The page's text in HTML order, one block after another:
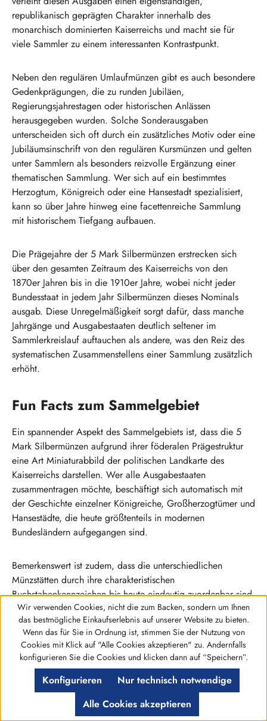
republikanisch geprägten Charakter innerhalb des
monarchisch dominierten Kaiserreichs und macht sie für
viele Sammler zu einem interessanten Kontrastpunkt.
Neben den regulären Umlaufmünzen gibt es auch besondere
Gedenkprägungen, die zu runden Jubiläen,
Regierungsjahrestagen oder historischen Anlässen
herausgegeben wurden. Solche Sonderausgaben
unterscheiden sich oft durch ein zusätzliches Motiv oder eine
Jubiläumsinschrift von den regulären Kursmünzen und gelten
unter Sammlern als besonders reizvolle Ergänzung einer
thematischen Sammlung. Wer sich auf ein bestimmtes
Herzogtum, Königreich oder eine Hansestadt spezialisiert,
kann so über Jahre hinweg eine facettenreiche Sammlung
mit historischem Tiefgang aufbauen.
Die Prägejahre der 5 Mark Silbermünzen erstrecken sich
über den gesamten Zeitraum des Kaiserreichs von den
1870er Jahren bis in die 1910er Jahre, wobei nicht jeder
Bundesstaat in jedem Jahr Silbermünzen dieses Nominals
ausgab. Diese Unregelmäßigkeit sorgt dafür, dass manche
Jahrgänge und Ausgabestaaten deutlich seltener im
Sammlerkreislauf auftauchen als andere, was den Reiz des
systematischen Zusammenstellens einer Sammlung zusätzlich
erhöht.
Fun Facts zum Sammelgebiet
Ein spannender Aspekt des Sammelgebiets ist, dass die 5
Mark Silbermünzen aufgrund ihrer föderalen Prägestruktur
eine Art Miniaturabbild der politischen Landkarte des
Kaiserreichs darstellen. Wer alle Ausgabestaaten
zusammentragen möchte, beschäftigt sich automatisch mit
der Geschichte einzelner Königreiche, Großherzogtümer und
Hansestädte, die heute größtenteils in modernen
Bundesländern aufgegangen sind.
Bemerkenswert ist zudem, dass die unterschiedlichen
Münzstätten durch ihre charakteristischen
Buchstabenkennzeichen bis heute eindeutig zuordenbar sind.
Für viele Sammler wird das Entdecken und Zuordnen dieser
Münzzeichen zu einem eigenen kleinen Rätselspiel, das den
Umgang mit der Sammlung noch spannender macht. Auch
die unterschiedliche Bildsprache – von klassischen
Herrscherporträts bis zu heraldisch gestalteten Stadtwappen
– zeigt, wie unterschiedlich Repräsentation im Kaiserreich
verstanden wurde.
Werkzeugleiste anzeigen
Wir verwenden Cookies, nicht die zum Backen, sondern um Ihnen
das bestmögliche Einkaufserlebnis auf unserer Website zu bieten.
Wenn das für Sie in Ordnung ist, stimmen Sie der Nutzung von
Cookies mit Klick auf "Alle Cookies akzeptieren" zu. Andernfalls
konfigurieren Sie die Cookies und klicken dann auf “Speichern”.
Nur technisch notwendige
Konfigurieren
Alle Cookies akzeptieren